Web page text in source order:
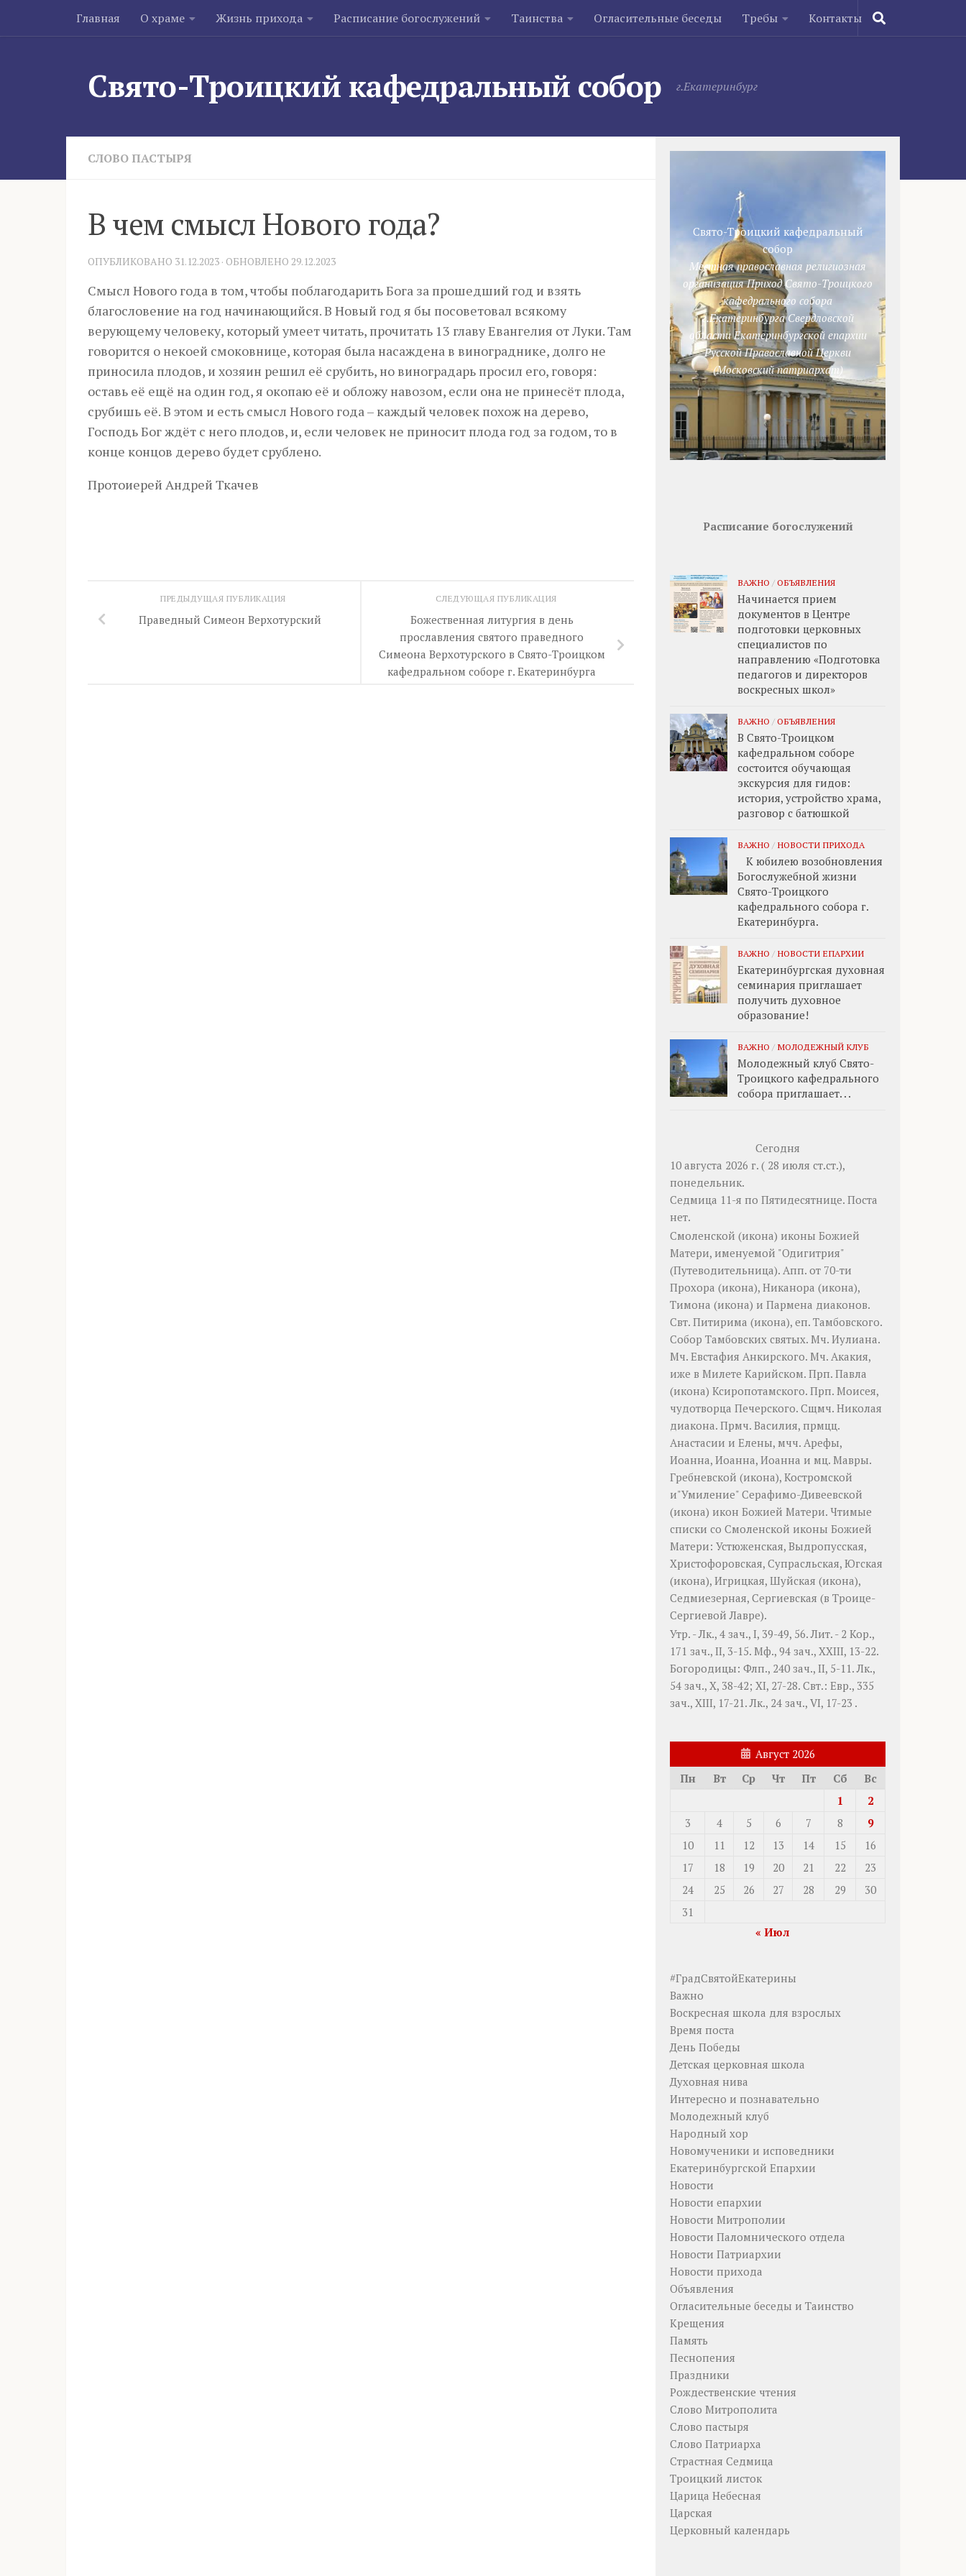
Skip to content
Главная О храме Жизнь прихода Расписание богослужений Таинства Огласительные беседы Требы Контакты
Свято-Троицкий кафедральный собор г.Екатеринбург
СЛОВО ПАСТЫРЯ
В чем смысл Нового года?
ОПУБЛИКОВАНО 31.12.2023 · ОБНОВЛЕНО 29.12.2023
Смысл Нового года в том, чтобы поблагодарить Бога за прошедший год и взять
благословение на год начинающийся. В Новый год я бы посоветовал всякому
верующему человеку, который умеет читать, прочитать 13 главу Евангелия от Луки. Там
говорится о некоей смоковнице, которая была насаждена в винограднике, долго не
приносила плодов, и хозяин решил её срубить, но виноградарь просил его, говоря:
оставь её ещё на один год, я окопаю её и обложу навозом, если она не принесёт плода,
срубишь её. В этом и есть смысл Нового года – каждый человек похож на дерево,
Господь Бог ждёт с него плодов, и, если человек не приносит плода год за годом, то в
конце концов дерево будет срублено.
Протоиерей Андрей Ткачев
СЛЕДУЮЩАЯ ПУБЛИКАЦИЯ
Божественная литургия в день
прославления святого праведного
Симеона Верхотурского в Свято-Троицком
кафедральном соборе г. Екатеринбурга
ПРЕДЫДУЩАЯ ПУБЛИКАЦИЯ
Праведный Симеон Верхотурский
Свято-Троицкий кафедральный
собор
Местная православная религиозная
организация Приход Свято-Троицкого
кафедрального собора
г.Екатеринбурга Свердловской
области Екатеринбургской епархии
Русской Православной Церкви
(Московский патриархат)
Расписание богослужений
ВАЖНО / ОБЪЯВЛЕНИЯ
Начинается прием
документов в Центре
подготовки церковных
специалистов по
направлению «Подготовка
педагогов и директоров
воскресных школ»
ВАЖНО / ОБЪЯВЛЕНИЯ
В Свято-Троицком
кафедральном соборе
состоится обучающая
экскурсия для гидов:
история, устройство храма,
разговор с батюшкой
ВАЖНО / НОВОСТИ ПРИХОДА
К юбилею возобновления
Богослужебной жизни
Свято-Троицкого
кафедрального собора г.
Екатеринбурга.
ВАЖНО / НОВОСТИ ЕПАРХИИ
Екатеринбургская духовная
семинария приглашает
получить духовное
образование!
ВАЖНО / МОЛОДЕЖНЫЙ КЛУБ
Молодежный клуб Свято-
Троицкого кафедрального
собора приглашает. . .
Сегодня
10 августа 2026 г. ( 28 июля ст.ст.),
понедельник.
Седмица 11-я по Пятидесятнице. Поста
нет.
Смоленской (икона) иконы Божией
Матери, именуемой "Одигитрия"
(Путеводительница). Апп. от 70-ти
Прохора (икона), Никанора (икона),
Тимона (икона) и Пармена диаконов.
Свт. Питирима (икона), еп. Тамбовского.
Собор Тамбовских святых. Мч. Иулиана.
Мч. Евстафия Анкирского. Мч. Акакия,
иже в Милете Карийском. Прп. Павла
(икона) Ксиропотамского. Прп. Моисея,
чудотворца Печерского. Сщмч. Николая
диакона. Прмч. Василия, прмцц.
Анастасии и Елены, мчч. Арефы,
Иоанна, Иоанна, Иоанна и мц. Мавры.
Гребневской (икона), Костромской
и"Умиление" Серафимо-Дивеевской
(икона) икон Божией Матери. Чтимые
списки со Смоленской иконы Божией
Матери: Устюженская, Выдропусская,
Христофоровская, Супрасльская, Югская
(икона), Игрицкая, Шуйская (икона),
Седмиезерная, Сергиевская (в Троице-
Сергиевой Лавре).
Утр. -Лк., 4 зач., I, 39-49, 56.Лит. - 2 Кор.,
171 зач., II, 3-15. Мф., 94 зач., XXIII, 13-22.
Богородицы: Флп., 240 зач., II, 5-11. Лк.,
54 зач., X, 38-42; XI, 27-28. Свт.: Евр., 335
зач., XIII, 17-21. Лк., 24 зач., VI, 17-23 .
Август 2026
Пн
Вт Ср Чт Пт Сб
Вс
1
2
3
4 5 6 7 8
9
10
11 12 13 14 15
16
17
18 19 20 21 22
23
24
25 26 27 28 29
30
31
« Июл
#ГрадСвятойЕкатерины
Важно
Воскресная школа для взрослых
Время поста
День Победы
Детская церковная школа
Духовная нива
Интересно и познавательно
Молодежный клуб
Народный хор
Новомученики и исповедники
Екатеринбургской Епархии
Новости
Новости епархии
Новости Митрополии
Новости Паломнического отдела
Новости Патриархии
Новости прихода
Объявления
Огласительные беседы и Таинство
Крещения
Память
Песнопения
Праздники
Рождественские чтения
Слово Митрополита
Слово пастыря
Слово Патриарха
Страстная Седмица
Троицкий листок
Царица Небесная
Царская
Церковный календарь